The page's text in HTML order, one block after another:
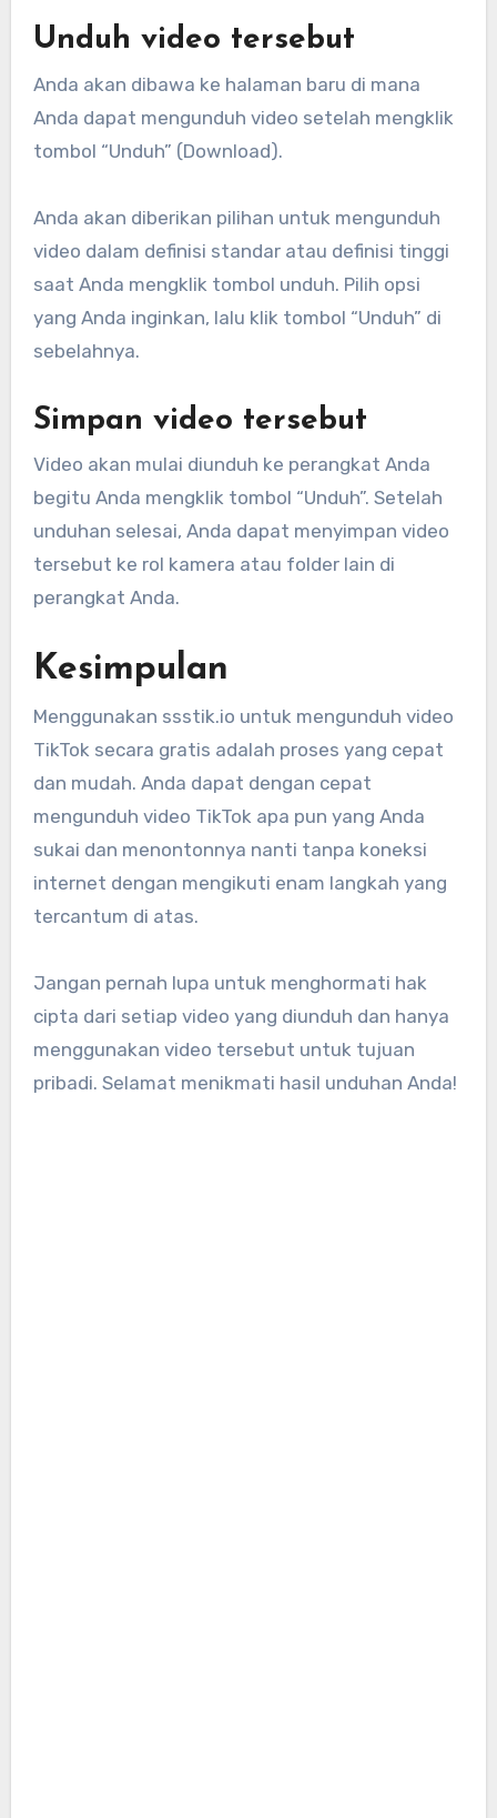
Unduh video tersebut
Anda akan dibawa ke halaman baru di mana
Anda dapat mengunduh video setelah mengklik
tombol “Unduh” (Download).
Anda akan diberikan pilihan untuk mengunduh
video dalam definisi standar atau definisi tinggi
saat Anda mengklik tombol unduh. Pilih opsi
yang Anda inginkan, lalu klik tombol “Unduh” di
sebelahnya.
Simpan video tersebut
Video akan mulai diunduh ke perangkat Anda
begitu Anda mengklik tombol “Unduh”. Setelah
unduhan selesai, Anda dapat menyimpan video
tersebut ke rol kamera atau folder lain di
perangkat Anda.
Kesimpulan
Menggunakan ssstik.io untuk mengunduh video
TikTok secara gratis adalah proses yang cepat
dan mudah. Anda dapat dengan cepat
mengunduh video TikTok apa pun yang Anda
sukai dan menontonnya nanti tanpa koneksi
internet dengan mengikuti enam langkah yang
tercantum di atas.
Jangan pernah lupa untuk menghormati hak
cipta dari setiap video yang diunduh dan hanya
menggunakan video tersebut untuk tujuan
pribadi. Selamat menikmati hasil unduhan Anda!